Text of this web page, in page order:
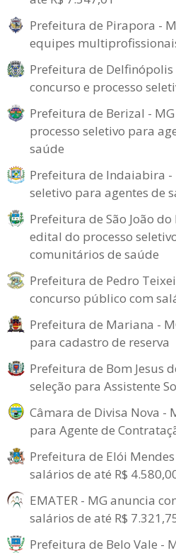
Prefeitura de Pirapora -
equipes
Prefeitura de
concurso e processo
Prefeitura de Berizal -
processo seletivo para
saúde
Prefeitura de Indaiabira -
seletivo para agentes de
Prefeitura de São João
edital do processo
comunitários de saúde
Prefeitura de Pedro
concurso público com
Prefeitura de Mariana -
para cadastro de reserva
Prefeitura de Bom Jesus
seleção para Assistente
Câmara de Divisa Nova -
para Agente de
Prefeitura de Elói
salários de até R$
EMATER - MG anuncia
salários de até R$
Prefeitura de Belo Vale -